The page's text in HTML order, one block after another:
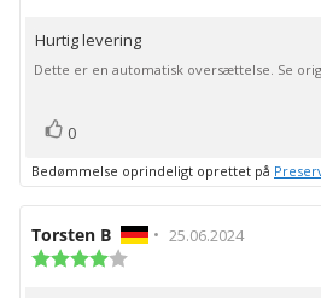
af
5
stjerner
Tekst
til
Hurtig levering
Dette er en automatisk oversættelse. Se
Stem
op
0
Bedømmelse oprindeligt oprettet på
Forfatter
af
Torsten B • Bedømmelsesdato:
25.06.2024